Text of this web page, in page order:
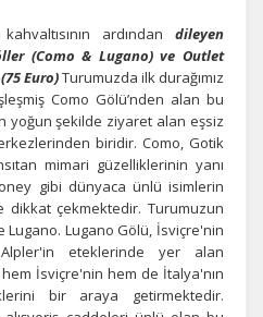
ardından dileyen
(Como & Lugano) ve Outlet
Euro)Turumuzda ilk durağımız
Como Gölü’nden alan bu
yoğun şekilde ziyaret alan eşsiz
biridir. Como, Gotik
mimari güzelliklerinin yanı
gibi dünyaca ünlü isimlerin
çekmektedir. Turumuzun
Lugano. Lugano Gölü, İsviçre'nin
eteklerinde yer alan
İsviçre'nin hem de İtalya'nın
bir araya getirmektedir.